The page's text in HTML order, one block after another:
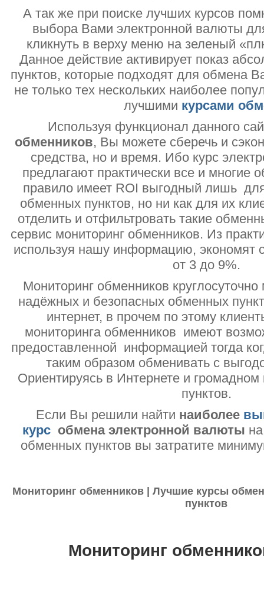
А так же при поиске лучших курсов
выбора Вами электронной валюты
кликнуть в верху меню на зеленый
Данное действие активирует показ
пунктов, которые подходят для обмена
не только тех нескольких наиболее
лучшими курсами
Используя функционал данного
обменников, Вы можете сберечь и
средства, но и время. Ибо курс
предлагают практически все и многие
правило имеет ROI выгодный лишь
обменных пунктов, но ни как для их
отделить и отфильтровать такие
сервис мониторинг обменников. Из
используя нашу информацию, экономят
от 3 до 9%.
Мониторинг обменников круглосуточно
надёжных и безопасных обменных
интернет, в прочем по этому
мониторинга обменников имеют
предоставленной информацией тогда
таким образом обменивать с
Ориентируясь в Интернете и
пунктов.
Если Вы решили найти наиболее
курс обмена электронной валюты
обменных пунктов вы затратите
Мониторинг обменников | Лучшие курсы
пунктов
Мониторинг